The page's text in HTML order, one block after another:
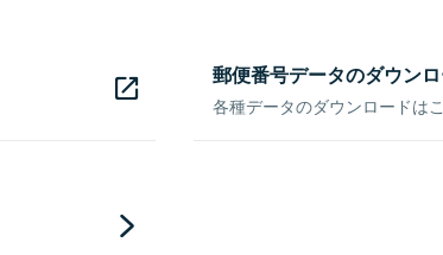
郵便番号データのダウン
各種データのダウンロードは